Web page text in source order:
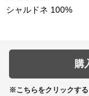
シャルドネ 100%
購
※こちらをクリックする